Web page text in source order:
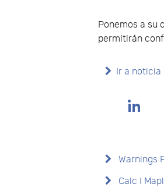
Ponemos a su
permitirán
Ir a noticia
Warnings
Calc I